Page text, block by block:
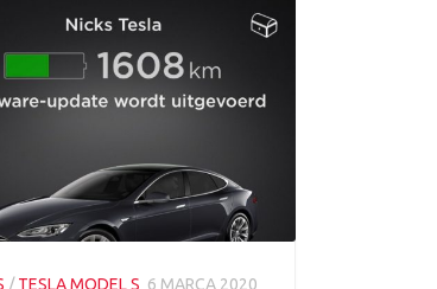
/TESLA MODEL S 6 MARCA 2020